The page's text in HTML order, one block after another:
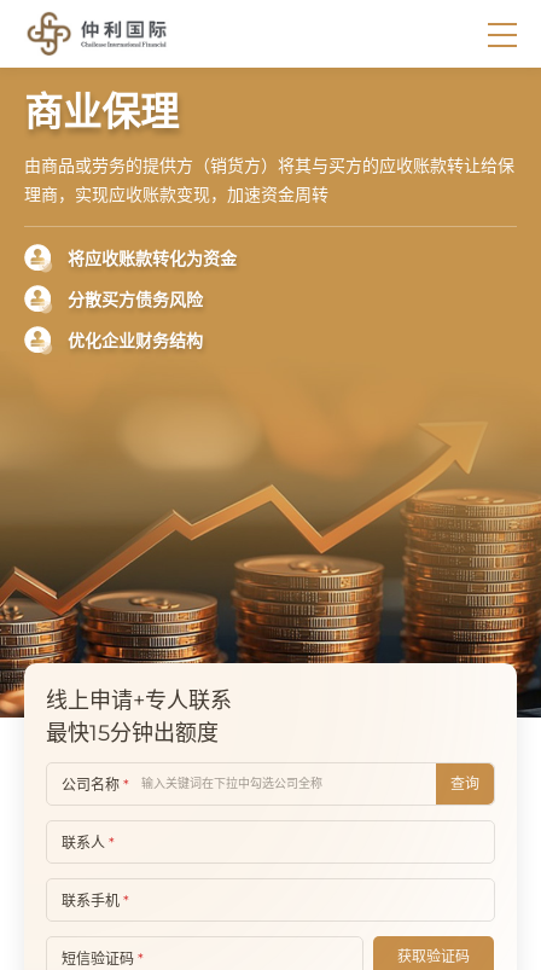
商业保理
由商品或劳务的提供方（销货方）将其与买方的应收账款转让给保
理商，实现应收账款变现，加速资金周转
将应收账款转化为资金
分散买方债务风险
优化企业财务结构
线上申请+专人联系
最快15分钟出额度
公司名称 * 查询
联系人 *
联系手机 *
短信验证码 * 获取验证码